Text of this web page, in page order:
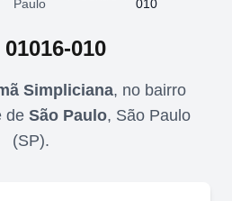
Paulo
010
01016-010
Simpliciana, no bairro
de São Paulo, São Paulo
(SP).